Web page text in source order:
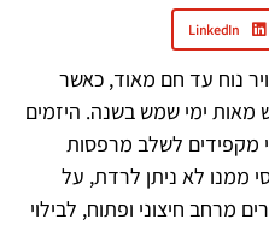
LinkedIn
נוח עד חם מאוד, כאשר
ימי שמש בשנה. היזמים
מקפידים לשלב מרפסות
ממנו לא ניתן לרדת, על
מרחב חיצוני ופתוח, לבילוי